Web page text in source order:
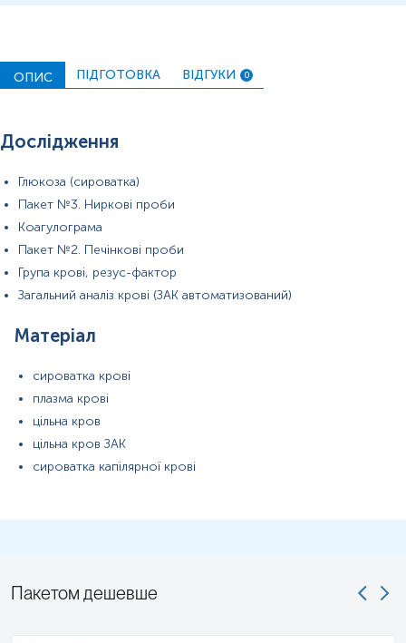
ОПИС ПІДГОТОВКА ВІДГУКИ 0
Дослідження
Глюкоза (сироватка)
Пакет №3. Ниркові проби
Коагулограма
Пакет №2. Печінкові проби
Група крові, резус-фактор
Загальний аналіз крові (ЗАК автоматизований)
Матеріал
сироватка крові
плазма крові
цільна кров
цільна кров ЗАК
сироватка капілярної крові
Пакетом дешевше